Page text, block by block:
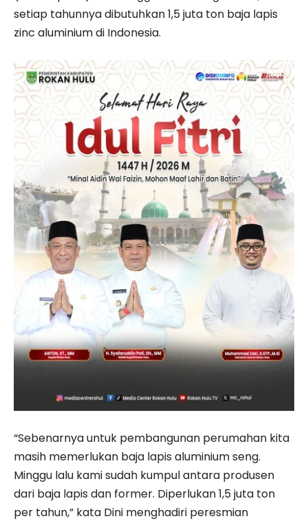
setiap tahunnya dibutuhkan 1,5 juta ton baja lapis
zinc aluminium di Indonesia.
“Sebenarnya untuk pembangunan perumahan kita
masih memerlukan baja lapis aluminium seng.
Minggu lalu kami sudah kumpul antara produsen
dari baja lapis dan former. Diperlukan 1,5 juta ton
per tahun,” kata Dini menghadiri peresmian